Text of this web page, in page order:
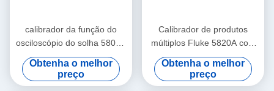
calibrador da função do
osciloscópio do solha 5800A
cálculo automático do erro
do medidor do multi
Obtenha o melhor
preço
Calibrador de produtos
múltiplos Fluke 5820A com
largura de banda de 600
MHz e 2,1 GHz Calibrador
de osciloscópio de cinco
Obtenha o melhor
preço